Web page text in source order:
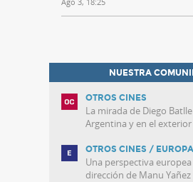
NUESTRA
OTROS CINES
La mirada de Diego
Argentina y en el exterior
OTROS CINES / EUROPA
Una perspectiva
dirección de Manu Yañez